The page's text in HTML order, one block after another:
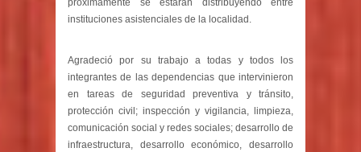
próximamente se estarán distribuyendo entre
instituciones asistenciales de la localidad.
Agradeció por su trabajo a todas y todos los
integrantes de las dependencias que intervinieron
en tareas de seguridad preventiva y tránsito,
protección civil; inspección y vigilancia, limpieza,
comunicación social y redes sociales; desarrollo de
infraestructura, desarrollo económico, desarrollo